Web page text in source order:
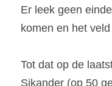
Er leek geen
komen en het
Tot dat op de
Sikander (op 50